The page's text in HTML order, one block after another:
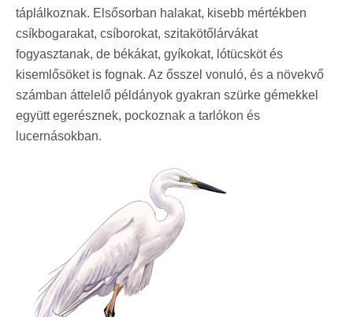
táplálkoznak. Elsősorban halakat, kisebb mértékben
csíkbogarakat, csíborokat, szitakötőlárvákat
fogyasztanak, de békákat, gyíkokat, lótücsköt és
kisemlősöket is fognak. Az ősszel vonuló, és a növekvő
számban áttelelő példányok gyakran szürke gémekkel
együtt egerésznek, pockoznak a tarlókon és
lucernásokban.